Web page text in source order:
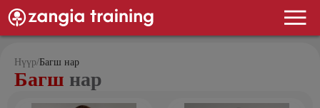
Нүүр/Багш нар
Багш нар